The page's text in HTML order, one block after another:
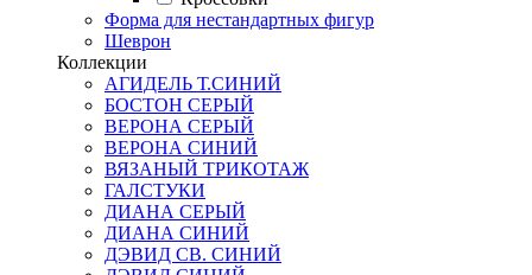
Форма для нестандартных фигур
Шеврон
Коллекции
АГИДЕЛЬ Т.СИНИЙ
БОСТОН СЕРЫЙ
ВЕРОНА СЕРЫЙ
ВЕРОНА СИНИЙ
ВЯЗАНЫЙ ТРИКОТАЖ
ГАЛСТУКИ
ДИАНА СЕРЫЙ
ДИАНА СИНИЙ
ДЭВИД СВ. СИНИЙ